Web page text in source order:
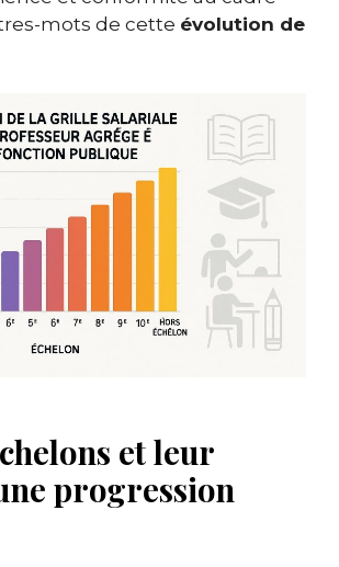
mots de cette évolution de
et leur
progression